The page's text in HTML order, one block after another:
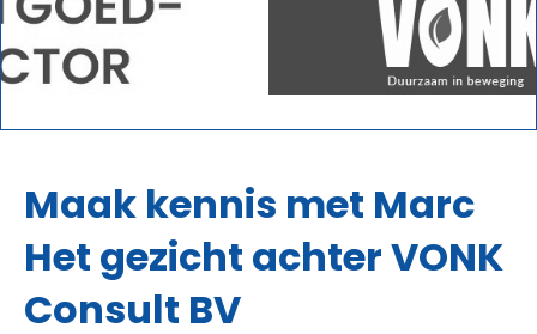
Maak kennis met Marc
Het gezicht achter VONK
Consult BV